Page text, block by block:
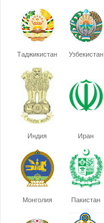
Таджикистан Узбекистан
Индия Иран
Монголия Пакистан